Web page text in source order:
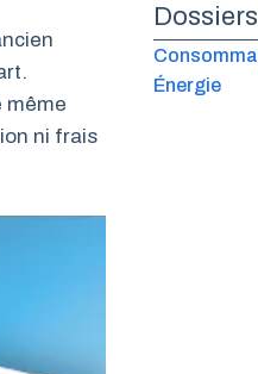
même
ni frais
Énergie